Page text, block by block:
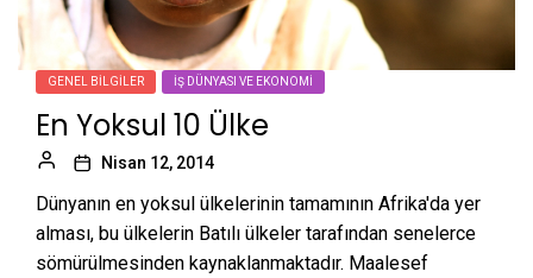
GENEL BILGILER İŞ DÜNYASI VE EKONOMI
En Yoksul 10 Ülke
Nisan 12, 2014
Dünyanın en yoksul ülkelerinin tamamının Afrika'da yer
alması, bu ülkelerin Batılı ülkeler tarafından senelerce
sömürülmesinden kaynaklanmaktadır. Maalesef